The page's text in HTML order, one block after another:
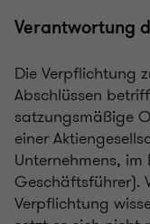
Verantwortung
Die Verpflichtung
Abschlüssen
satzungsmäßige
einer
Unternehmens,
Geschäftsführer).
Verpflichtung